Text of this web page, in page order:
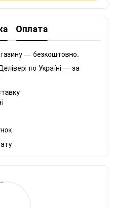
Оплата
— безкоштовно.
по Україні — за